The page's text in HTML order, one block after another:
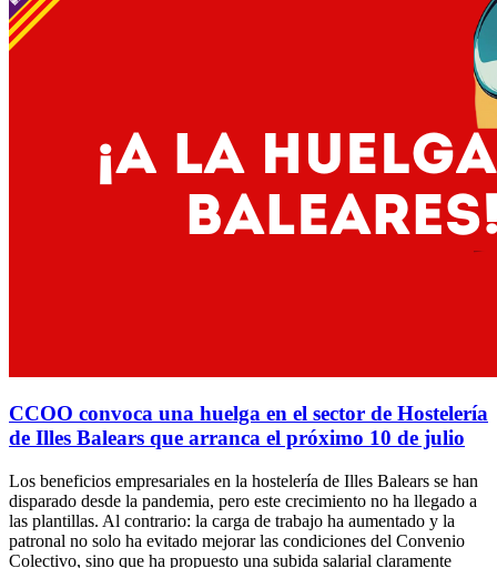
CCOO convoca una huelga en el sector de Hostelería
de Illes Balears que arranca el próximo 10 de julio
Los beneficios empresariales en la hostelería de Illes Balears se han
disparado desde la pandemia, pero este crecimiento no ha llegado a
las plantillas. Al contrario: la carga de trabajo ha aumentado y la
patronal no solo ha evitado mejorar las condiciones del Convenio
Colectivo, sino que ha propuesto una subida salarial claramente